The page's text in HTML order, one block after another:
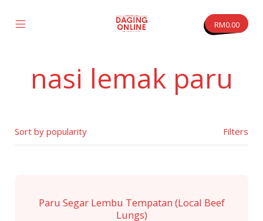
content
RM0.00
nasi lemak paru
Filters
Paru Segar Lembu Tempatan (Local Beef
Lungs)